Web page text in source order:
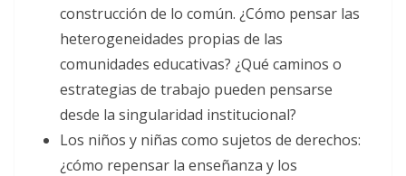
construcción de lo común. ¿Cómo pensar las
heterogeneidades propias de las
comunidades educativas? ¿Qué caminos o
estrategias de trabajo pueden pensarse
desde la singularidad institucional?
Los niños y niñas como sujetos de derechos:
¿cómo repensar la enseñanza y los